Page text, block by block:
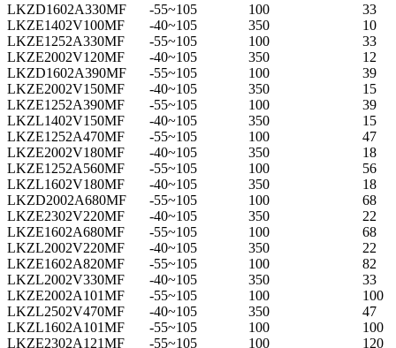
LKZD1602A330MF
-55~105 100
33
LKZE1402V100MF
-40~105 350
10
LKZE1252A330MF
-55~105 100
33
LKZE2002V120MF
-40~105 350
12
LKZD1602A390MF
-55~105 100
39
LKZE2002V150MF
-40~105 350
15
LKZE1252A390MF
-55~105 100
39
LKZL1402V150MF
-40~105 350
15
LKZE1252A470MF
-55~105 100
47
LKZE2002V180MF
-40~105 350
18
LKZE1252A560MF
-55~105 100
56
LKZL1602V180MF
-40~105 350
18
LKZD2002A680MF
-55~105 100
68
LKZE2302V220MF
-40~105 350
22
LKZE1602A680MF
-55~105 100
68
LKZL2002V220MF
-40~105 350
22
LKZE1602A820MF
-55~105 100
82
LKZL2002V330MF
-40~105 350
33
LKZE2002A101MF
-55~105 100
100
LKZL2502V470MF
-40~105 350
47
LKZL1602A101MF
-55~105 100
100
LKZE2302A121MF
-55~105 100
120